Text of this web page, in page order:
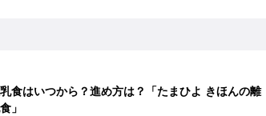
食はいつから？進め方は？「たまひよ きほんの離
」